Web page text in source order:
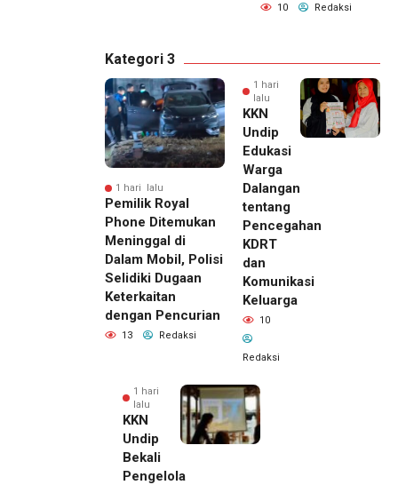
10 Redaksi
Kategori 3
1 hari lalu
Pemilik Royal
Phone Ditemukan
Meninggal di
Dalam Mobil, Polisi
Selidiki Dugaan
Keterkaitan
dengan Pencurian
13 Redaksi
1 hari
lalu
KKN
Undip
Edukasi
Warga
Dalangan
tentang
Pencegahan
KDRT
dan
Komunikasi
Keluarga
10
Redaksi
1 hari
lalu
KKN
Undip
Bekali
Pengelola